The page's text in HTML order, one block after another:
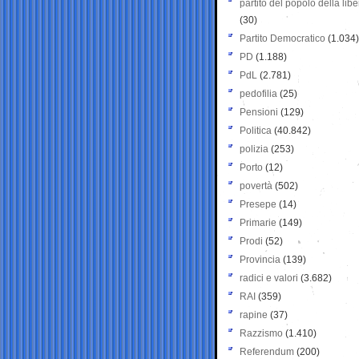
partito del popolo della
(30)
Partito Democratico (1.034)
PD (1.188)
PdL (2.781)
pedofilia (25)
Pensioni (129)
Politica (40.842)
polizia (253)
Porto (12)
povertà (502)
Presepe (14)
Primarie (149)
Prodi (52)
Provincia (139)
radici e valori (3.682)
RAI (359)
rapine (37)
Razzismo (1.410)
Referendum (200)